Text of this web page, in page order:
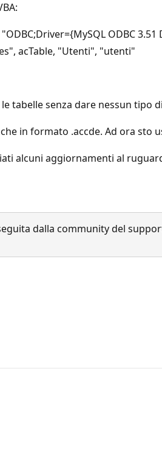
ODBC
acTable, "Utenti", "utenti"
tabelle senza dare nessun tipo
in formato .accde. Ad ora
alcuni aggiornamenti al
dalla community del